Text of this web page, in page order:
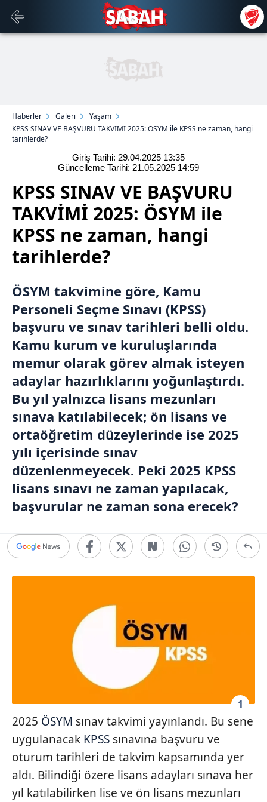
Haberler Galeri
Yaşam
KPSS SINAV VE BAŞVURU TAKVİMİ 2025: ÖSYM ile KPSS ne zaman, hangi
tarihlerde?
Giriş Tarihi: 29.04.2025 13:35
Güncelleme Tarihi: 21.05.2025 14:59
KPSS SINAV VE BAŞVURU
TAKVİMİ 2025: ÖSYM ile
KPSS ne zaman, hangi
tarihlerde?
ÖSYM takvimine göre, Kamu
Personeli Seçme Sınavı (KPSS)
başvuru ve sınav tarihleri belli oldu.
Kamu kurum ve kuruluşlarında
memur olarak görev almak isteyen
adaylar hazırlıklarını yoğunlaştırdı.
Bu yıl yalnızca lisans mezunları
sınava katılabilecek; ön lisans ve
ortaöğretim düzeylerinde ise 2025
yılı içerisinde sınav
düzenlenmeyecek. Peki 2025 KPSS
lisans sınavı ne zaman yapılacak,
başvurular ne zaman sona erecek?
1
2025 ÖSYM sınav takvimi yayınlandı. Bu sene
uygulanacak KPSS sınavına başvuru ve
oturum tarihleri de takvim kapsamında yer
aldı. Bilindiği özere lisans adayları sınava her
yıl katılabilirken lise ve ön lisans mezunları